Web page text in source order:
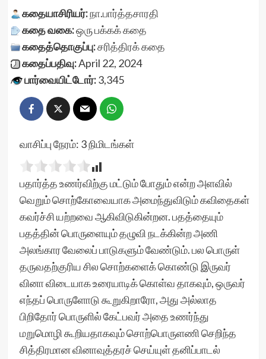
கதையாசிரியர்:நா.பார்த்தசாரதி
கதை வகை:ஒரு பக்கக் கதை
கதைத்தொகுப்பு:சரித்திரக் கதை
கதைப்பதிவு:April 22, 2024
பார்வையிட்டோர்:3,345
வாசிப்பு நேரம்: 3நிமிடங்கள்
பதார்த்த உணர்விற்கு மட்டும் போதும் என்ற அளவில்
வெறும் சொற்கோவையாக அமைந்துவிடும் கவிதைகள்
கவர்ச்சி யற்றவை ஆகிவிடுகின்றன. பதத்தையும்
பதத்தின் பொருளையும் தழுவி நடக்கின்ற அணி
அலங்கார வேலைப் பாடுகளும் வேண்டும். பல பொருள்
தருவதற்குரிய சில சொற்களைக் கொண்டு இருவர்
வினா விடையாக உரையாடிக் கொள்வ தாகவும், ஒருவர்
எந்தப் பொருளோடு கூறுகிறாரோ, அது அல்லாத
பிறிதோர் பொருளில் கேட்பவர் அதை உணர்ந்து
மறுமொழி கூறியதாகவும் சொற்பொருளணி செறிந்த
சித்திரமான வினாவுத்தரச் செய்யுள் தனிப்பாடல்